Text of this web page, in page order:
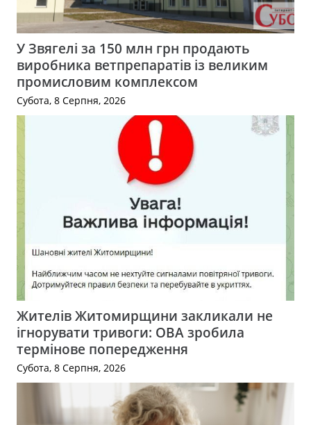
У Звягелі за 150 млн грн продають
виробника ветпрепаратів із великим
промисловим комплексом
Субота, 8 Серпня, 2026
Жителів Житомирщини закликали не
ігнорувати тривоги: ОВА зробила
термінове попередження
Субота, 8 Серпня, 2026